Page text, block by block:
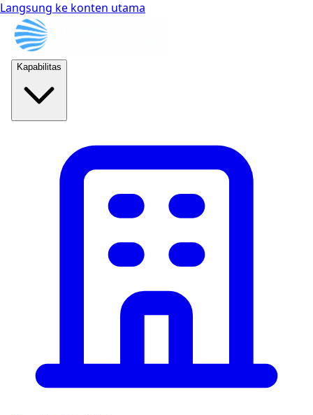
Langsung ke konten utama
Kapabilitas